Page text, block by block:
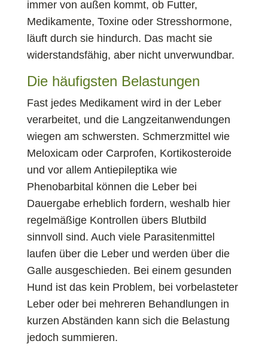
immer von außen kommt, ob Futter,
Medikamente, Toxine oder Stresshormone,
läuft durch sie hindurch. Das macht sie
widerstandsfähig, aber nicht unverwundbar.
Die häufigsten Belastungen
Fast jedes Medikament wird in der Leber
verarbeitet, und die Langzeitanwendungen
wiegen am schwersten. Schmerzmittel wie
Meloxicam oder Carprofen, Kortikosteroide
und vor allem Antiepileptika wie
Phenobarbital können die Leber bei
Dauergabe erheblich fordern, weshalb hier
regelmäßige Kontrollen übers Blutbild
sinnvoll sind. Auch viele Parasitenmittel
laufen über die Leber und werden über die
Galle ausgeschieden. Bei einem gesunden
Hund ist das kein Problem, bei vorbelasteter
Leber oder bei mehreren Behandlungen in
kurzen Abständen kann sich die Belastung
jedoch summieren.